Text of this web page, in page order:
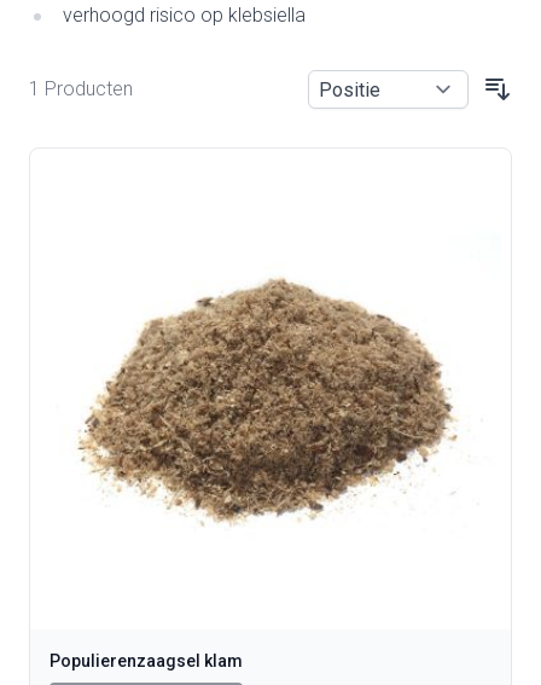
verhoogd risico op klebsiella
1 Producten
Populierenzaagsel klam